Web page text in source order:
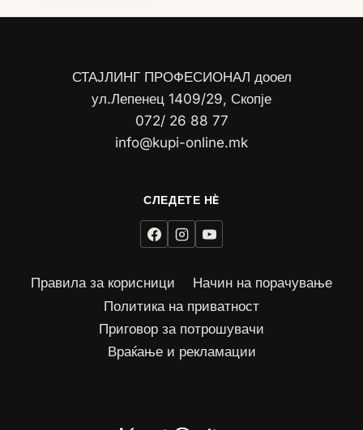
СТАЈЛИНГ ПРОФЕСИОНАЛ дооел
ул.Лепенец 1409/29, Скопје
072/ 26 88 77
info@kupi-online.mk
Правила за корисници
Начин на порачување
Политика на приватност
Приговор за потрошувачи
Враќање и рекламации